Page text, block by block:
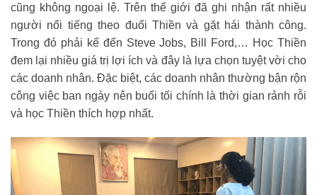
cũng không ngoại lệ. Trên thế giới đã ghi nhận rất nhiều
người nổi tiếng theo đuổi Thiền và gặt hái thành công.
Trong đó phải kể đến Steve Jobs, Bill Ford,… Học Thiền
đem lại nhiều giá trị lợi ích và đây là lựa chọn tuyệt vời cho
các doanh nhân. Đặc biệt, các doanh nhân thường bận rộn
công việc ban ngày nên buổi tối chính là thời gian rảnh rỗi
và học Thiền thích hợp nhất.